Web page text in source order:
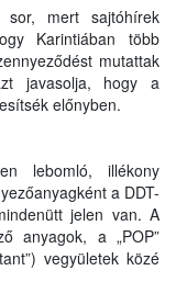
sor, mert sajtóhírek
Karintiában több
mutattak
javasolja, hogy a
előnyben.
lebomló, illékony
a DDT-
jelen van. A
anyagok, a „POP”
vegyületek közé